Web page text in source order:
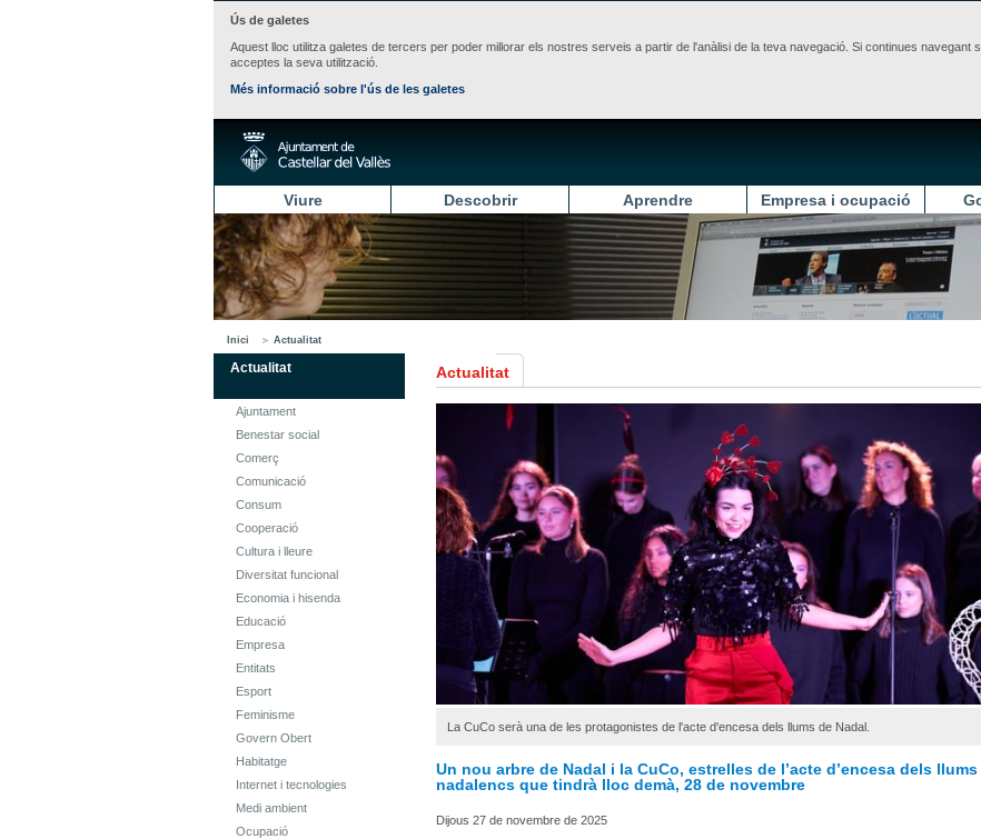
Ús de galetes
Aquest lloc utilitza galetes de tercers per poder millorar els nostres serveis a partir de l'anàlisi de la teva navegació. Si continues
acceptes la seva utilització.
Més informació sobre l'ús de les galetes
Viure Descobrir Aprendre Empresa i ocupació
Inici Actualitat
Actualitat
Ajuntament
Benestar social
Comerç
Comunicació
Consum
Cooperació
Cultura i lleure
Diversitat funcional
Economia i hisenda
Educació
Empresa
Entitats
Esport
Feminisme
Govern Obert
Habitatge
Internet i tecnologies
Medi ambient
Ocupació
Actualitat
La CuCo serà una de les protagonistes de l'acte d'encesa dels llums de Nadal.
Un nou arbre de Nadal i la CuCo, estrelles de l’acte d’encesa dels llums
nadalencs que tindrà lloc demà, 28 de novembre
Dijous 27 de novembre de 2025